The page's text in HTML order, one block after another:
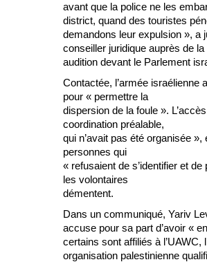
avant que la police ne les
district, quand des touristes
demandons leur expulsion », a
conseiller juridique auprès de
audition devant le Parlement
Contactée, l’armée israélienne
pour « permettre la
dispersion de la foule ».
coordination préalable,
qui n’avait pas été organisée
personnes qui
« refusaient de s’identifier et
les volontaires
démentent.
Dans un communiqué, Yariv
accuse pour sa part d’avoir «
certains sont affiliés à
organisation palestinienne